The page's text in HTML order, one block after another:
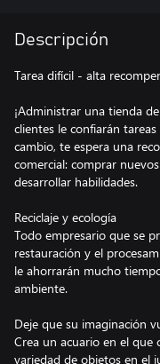
Descripción
Tarea difícil - alta
¡Administrar una tienda
clientes le confiarán
cambio, te espera una
comercial: comprar
desarrollar habilidades.
Reciclaje y ecología
Todo empresario que se
restauración y el
le ahorrarán mucho
ambiente.
Deje que su imaginación
Crea un acuario en el que
variedad de objetos en el